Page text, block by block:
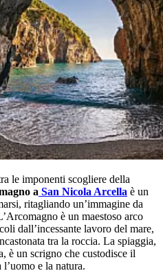
le imponenti scogliere della
a San Nicola Arcella è un
ritagliando un’immagine da
è un maestoso arco
dall’incessante lavoro del mare,
tra la roccia. La spiaggia,
è un scrigno che custodisce il
e la natura.